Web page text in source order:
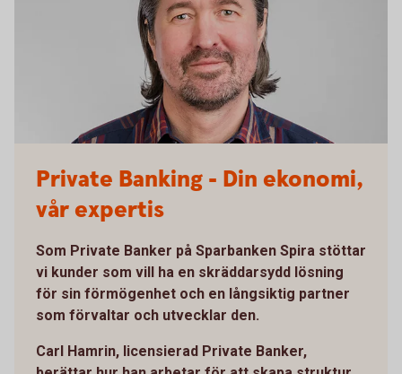
Private Banking - Din ekonomi,
vår expertis
Som Private Banker på Sparbanken Spira stöttar
vi kunder som vill ha en skräddarsydd lösning
för sin förmögenhet och en långsiktig partner
som förvaltar och utvecklar den.
Carl Hamrin, licensierad Private Banker,